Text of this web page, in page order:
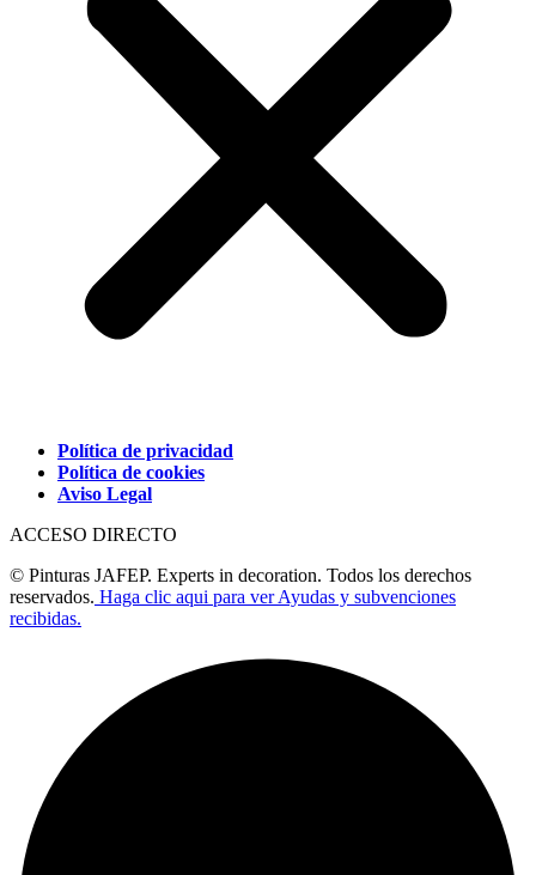
Política de privacidad
Política de cookies
Aviso Legal
ACCESO DIRECTO
© Pinturas JAFEP. Experts in decoration. Todos los derechos
reservados. Haga clic aqui para ver Ayudas y subvenciones
recibidas.